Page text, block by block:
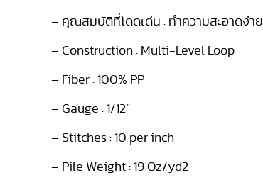
– คุณสมบัติที่โดดเด่น : ทำความสะอาดง่าย
– Construction : Multi-Level Loop
– Fiber : 100% PP
– Gauge : 1/12”
– Stitches : 10 per inch
– Pile Weight : 19 Oz/yd2